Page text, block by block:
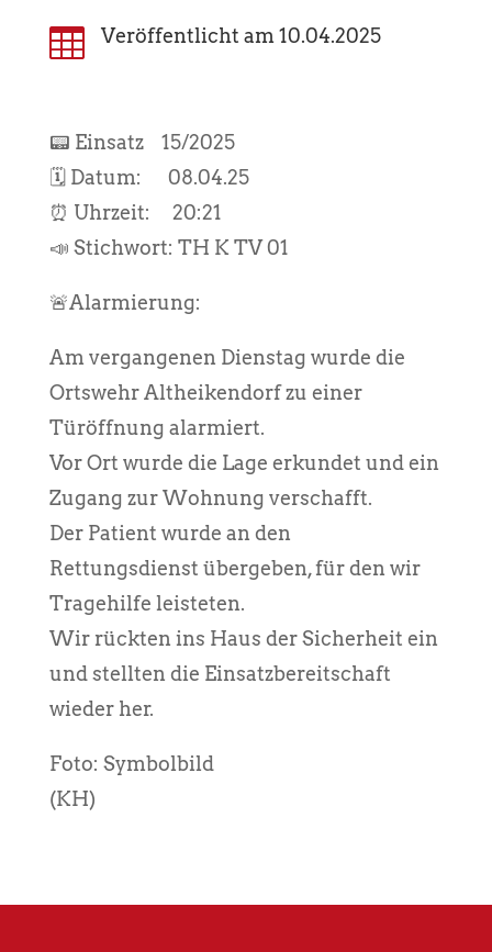
 Veröffentlicht am 10.04.2025
📟 Einsatz 15/2025
🗓️ Datum: 08.04.25
⏰ Uhrzeit: 20:21
📣 Stichwort: TH K TV 01
🚨Alarmierung:
Am vergangenen Dienstag wurde die
Ortswehr Altheikendorf zu einer
Türöffnung alarmiert.
Vor Ort wurde die Lage erkundet und ein
Zugang zur Wohnung verschafft.
Der Patient wurde an den
Rettungsdienst übergeben, für den wir
Tragehilfe leisteten.
Wir rückten ins Haus der Sicherheit ein
und stellten die Einsatzbereitschaft
wieder her.
Foto: Symbolbild
(KH)